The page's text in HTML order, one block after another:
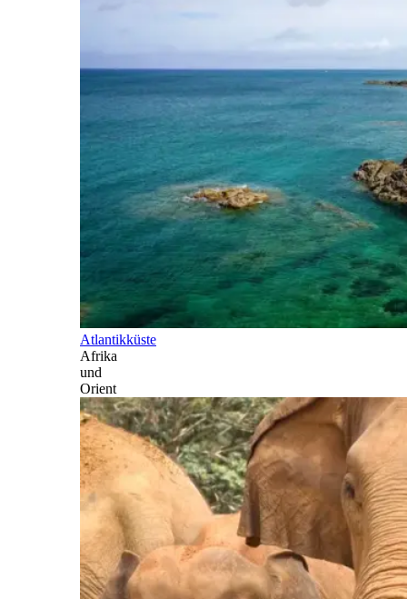
Atlantikküste
Afrika
und
Orient